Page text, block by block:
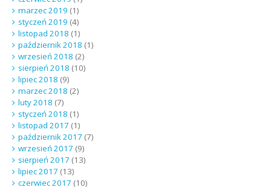
marzec 2019 (1)
styczeń 2019 (4)
listopad 2018 (1)
październik 2018 (1)
wrzesień 2018 (2)
sierpień 2018 (10)
lipiec 2018 (9)
marzec 2018 (2)
luty 2018 (7)
styczeń 2018 (1)
listopad 2017 (1)
październik 2017 (7)
wrzesień 2017 (9)
sierpień 2017 (13)
lipiec 2017 (13)
czerwiec 2017 (10)